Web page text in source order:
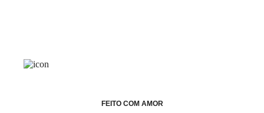
FEITO COM AMOR